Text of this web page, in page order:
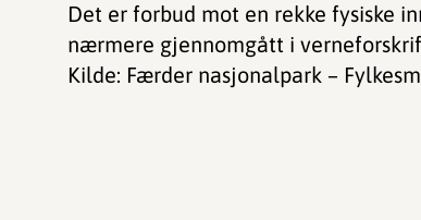
Det er forbud mot en rekke fysiske
nærmere gjennomgått i
Kilde: Færder nasjonalpark –